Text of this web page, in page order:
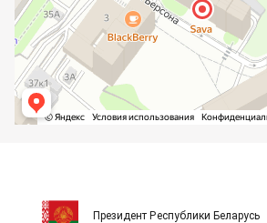
Президент Республики Беларусь